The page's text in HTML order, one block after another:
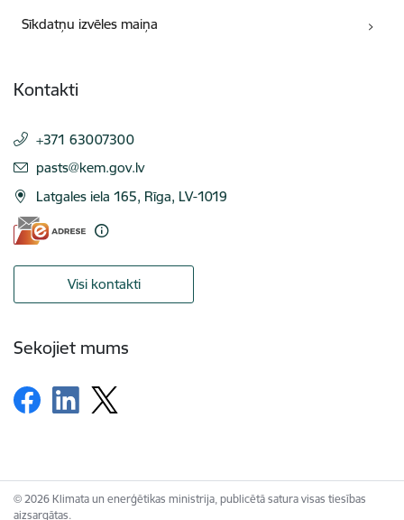
Sīkdatņu izvēles maiņa
Kontakti
+371 63007300
E-pasts:
pasts@kem.gov.lv
Latgales iela 165, Rīga, LV-1019
Visi kontakti
Sekojiet mums
© 2026 Klimata un enerģētikas ministrija, publicētā satura visas tiesības
aizsargātas.